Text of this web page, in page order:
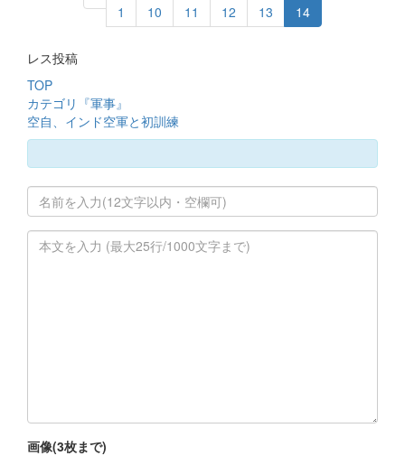
1 10 11 12 13 14
レス投稿
TOP
カテゴリ『軍事』
空自、インド空軍と初訓練
画像(3枚まで)